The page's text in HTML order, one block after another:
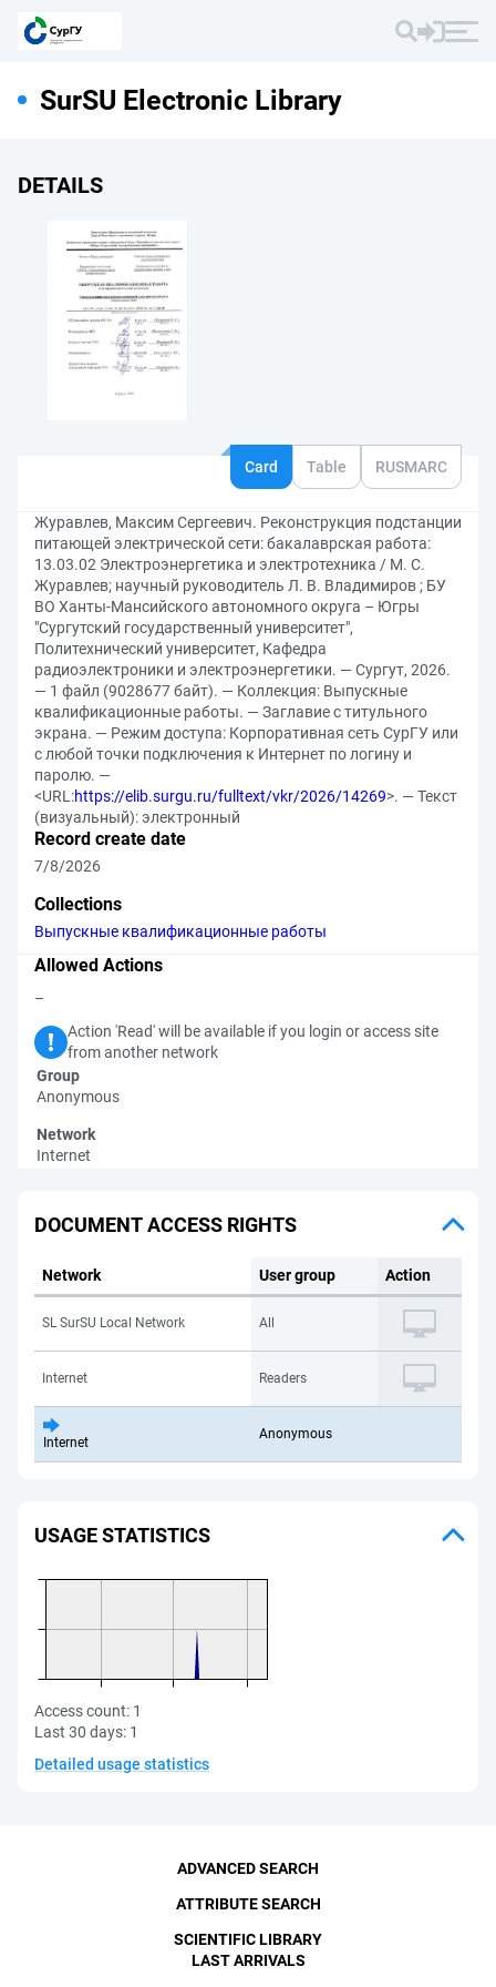
SurSU Electronic Library
DETAILS
Card Table RUSMARC
Журавлев, Максим Сергеевич. Реконструкция подстанции
питающей электрической сети: бакалаврская работа:
13.03.02 Электроэнергетика и электротехника / М. С.
Журавлев; научный руководитель Л. В. Владимиров ; БУ
ВО Ханты-Мансийского автономного округа – Югры
"Сургутский государственный университет",
Политехнический университет, Кафедра
радиоэлектроники и электроэнергетики. — Сургут, 2026.
— 1 файл (9028677 байт). — Коллекция: Выпускные
квалификационные работы. — Заглавие с титульного
экрана. — Режим доступа: Корпоративная сеть СурГУ или
с любой точки подключения к Интернет по логину и
паролю. —
<URL:https://elib.surgu.ru/fulltext/vkr/2026/14269>. — Текст
(визуальный): электронный
Record create date
7/8/2026
Collections
Выпускные квалификационные работы
Allowed Actions
–
Action 'Read' will be available if you login or access site
from another network
Group
Anonymous
Network
Internet
DOCUMENT ACCESS RIGHTS
Network User group Action
SL SurSU Local Network All
Internet Readers
Internet
Anonymous
USAGE STATISTICS
Access count: 1
Last 30 days: 1
Detailed usage statistics
ADVANCED SEARCH
ATTRIBUTE SEARCH
SCIENTIFIC LIBRARY
LAST ARRIVALS